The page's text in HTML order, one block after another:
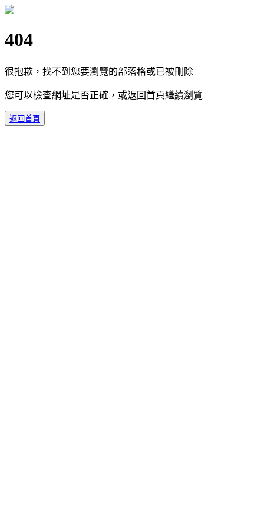
404
很抱歉，找不到您要瀏覽的部落格或已被刪除
您可以檢查網址是否正確，或返回首頁繼續瀏覽
返回首頁